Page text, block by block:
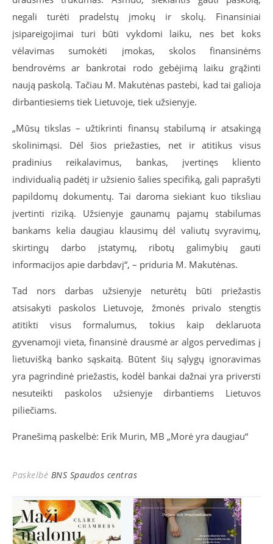
negali turėti pradelstų įmokų ir skolų. Finansiniai
įsipareigojimai turi būti vykdomi laiku, nes bet koks
vėlavimas sumokėti įmokas, skolos finansinėms
bendrovėms ar bankrotai rodo gebėjimą laiku grąžinti
naują paskolą. Tačiau M. Makutėnas pastebi, kad tai galioja
dirbantiesiems tiek Lietuvoje, tiek užsienyje.
„Mūsų tikslas – užtikrinti finansų stabilumą ir atsakingą
skolinimąsi. Dėl šios priežasties, net ir atitikus visus
pradinius reikalavimus, bankas, įvertinęs kliento
individualią padėtį ir užsienio šalies specifiką, gali paprašyti
papildomų dokumentų. Tai daroma siekiant kuo tiksliau
įvertinti riziką. Užsienyje gaunamų pajamų stabilumas
bankams kelia daugiau klausimų dėl valiutų svyravimų,
skirtingų darbo įstatymų, ribotų galimybių gauti
informacijos apie darbdavį“, – priduria M. Makutėnas.
Tad nors darbas užsienyje neturėtų būti priežastis
atsisakyti paskolos Lietuvoje, žmonės privalo stengtis
atitikti visus formalumus, tokius kaip deklaruota
gyvenamoji vieta, finansinė drausmė ar algos pervedimas į
lietuvišką banko sąskaitą. Būtent šių sąlygų ignoravimas
yra pagrindinė priežastis, kodėl bankai dažnai yra priversti
nesuteikti paskolos užsienyje dirbantiems Lietuvos
piliečiams.
Pranešimą paskelbė: Erik Murin, MB „Morė yra daugiau“
Paskelbė BNS Spaudos centras